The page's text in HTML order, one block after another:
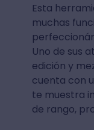
Esta
muchas
Uno de sus
edición y
cuenta con
te muestra
de rango,